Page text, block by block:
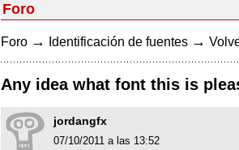
Foro
Foro → Identificación de fuentes →
Any idea what font this is
jordangfx
07/10/2011 a las 13:52